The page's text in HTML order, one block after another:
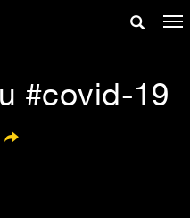
Suche
#covid-19